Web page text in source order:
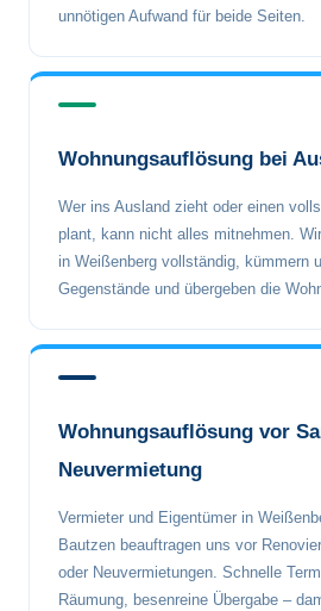
unnötigen Aufwand für beide Seiten.
Wohnungsauflösung bei
Wer ins Ausland zieht oder einen
plant, kann nicht alles mitnehmen.
in Weißenberg vollständig, kümmern
Gegenstände und übergeben die
Wohnungsauflösung vor
Neuvermietung
Vermieter und Eigentümer in
Bautzen beauftragen uns vor
oder Neuvermietungen. Schnelle
Räumung, besenreine Übergabe –